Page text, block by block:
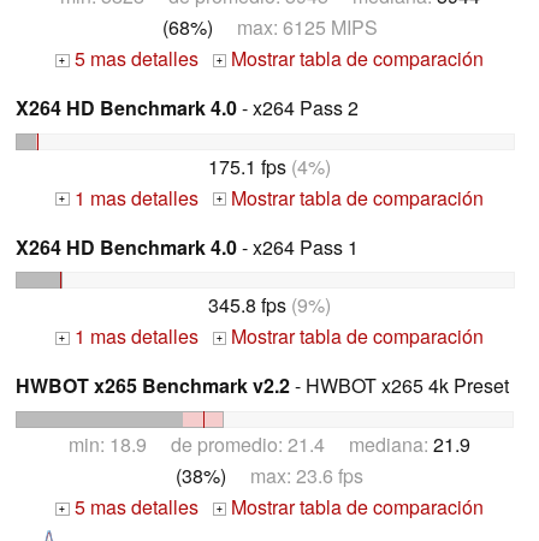
(68%) max: 6125 MIPS
+ 5 mas detalles +
Mostrar tabla de comparación
X264 HD Benchmark 4.0- x264 Pass 2
175.1 fps (4%)
+ 1 mas detalles +
Mostrar tabla de comparación
X264 HD Benchmark 4.0- x264 Pass 1
345.8 fps (9%)
+ 1 mas detalles +
Mostrar tabla de comparación
HWBOT x265 Benchmark v2.2- HWBOT x265 4k Preset
min: 18.9 de promedio: 21.4 mediana: 21.9
(38%) max: 23.6 fps
+ 5 mas detalles + Mostrar tabla de comparación